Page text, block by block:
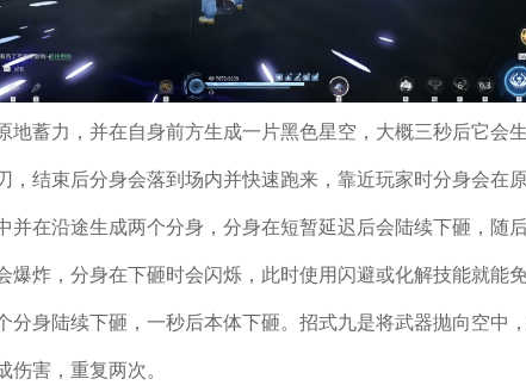
地蓄力，并在自身前方生成一片黑色星空，大概三秒后它会
，结束后分身会落到场内并快速跑来，靠近玩家时分身会在
并在沿途生成两个分身，分身在短暂延迟后会陆续下砸，随
爆炸，分身在下砸时会闪烁，此时使用闪避或化解技能就能
分身陆续下砸，一秒后本体下砸。招式九是将武器抛向空中
伤害，重复两次。